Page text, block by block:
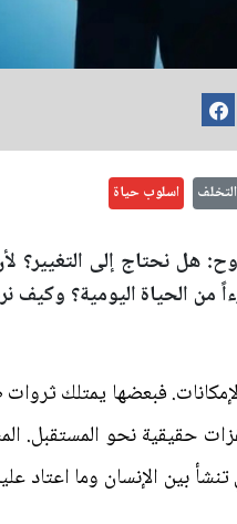
التخلف اسلوب حياة
هل نحتاج إلى التغيير؟
الحياة اليومية؟ وكيف
فبعضها يمتلك
حقيقية نحو المستقبل.
بين الإنسان وما اعتاد